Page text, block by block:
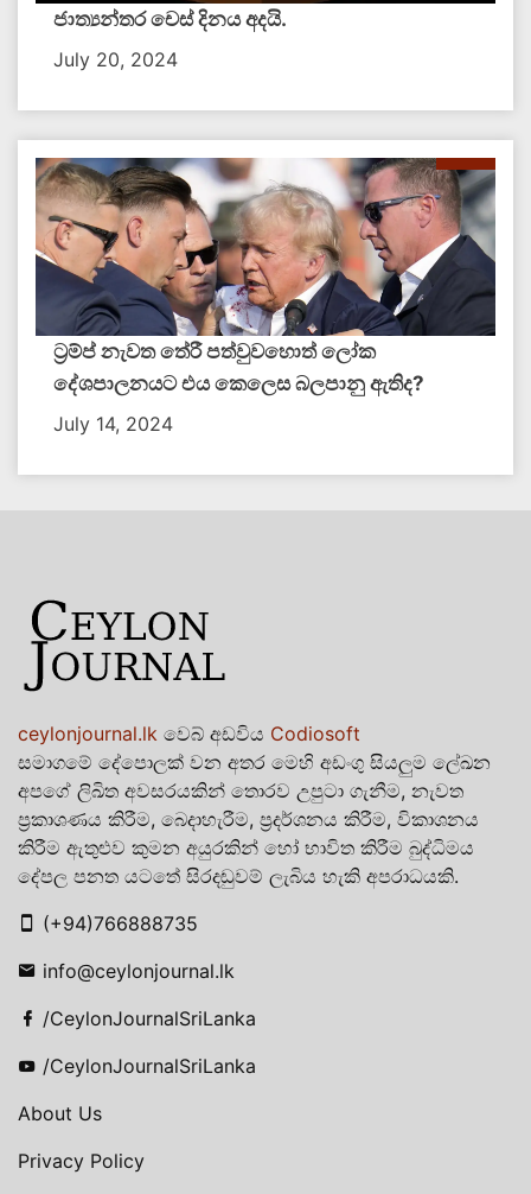
ජාත්‍යන්තර චෙස් දිනය අදයි.
July 20, 2024
ට්‍රම්ප් නැවත තේරී පත්වුවහොත් ලෝක
දේශපාලනයට එය කෙලෙස බලපානු ඇතිද​?
July 14, 2024
ceylonjournal.lk වෙබ් අඩවිය Codiosoft
සමාගමේ දේපොලක් වන අතර මෙහි අඩංගු සියලුම ලේඛන
අපගේ ලිඛිත අවසරයකින් තොරව උපුටා ගැනීම, නැවත
ප්‍රකාශණය කිරීම, බෙදාහැරීම, ප්‍රදර්ශනය කිරීම, විකාශනය
කිරීම ඇතුළුව කුමන අයුරකින් හෝ භාවිත කිරීම බුද්ධිමය
දේපල පනත යටතේ සිරදඬුවම් ලැබිය හැකි අපරාධයකි.
(+94)766888735
info@ceylonjournal.lk
/CeylonJournalSriLanka
/CeylonJournalSriLanka
About Us
Privacy Policy